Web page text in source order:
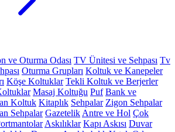
ve Oturma Odası TV Ünitesi ve Sehpası Tv
Oturma Grupları Koltuk ve Kanepeler
Köşe Koltuklar Tekli Koltuk ve Berjerler
Masaj Koltuğu Puf Bank ve
Koltuk Kitaplık Sehpalar Zigon Sehpalar
Sehpalar Gazetelik Antre ve Hol Çok
Askılıklar Kapı Askısı Duvar